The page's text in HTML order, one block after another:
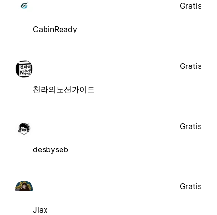
CabinReady
Gratis
천라의노션가이드
Gratis
desbyseb
Gratis
Jlax
Gratis